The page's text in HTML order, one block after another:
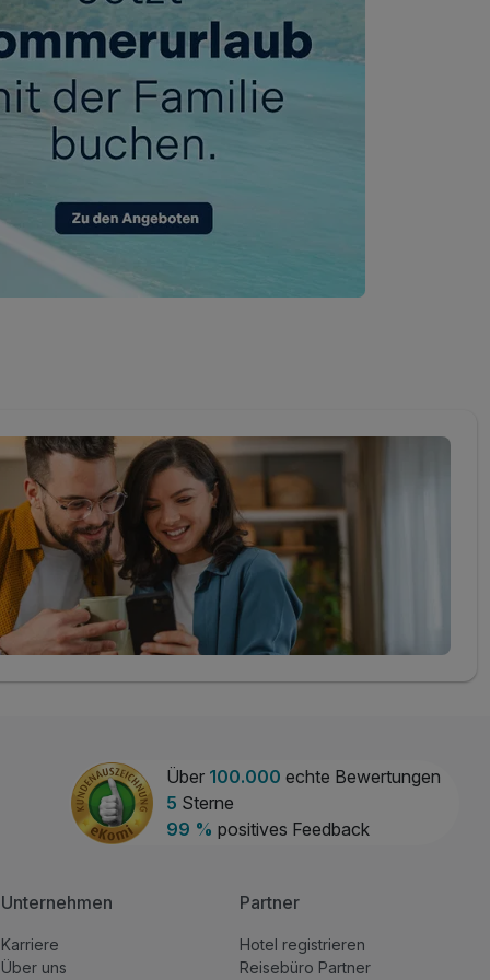
Über 100.000 echte Bewertungen
5 Sterne
99 % positives Feedback
Unternehmen
Karriere
Über uns
Partner
Hotel registrieren
Reisebüro Partner